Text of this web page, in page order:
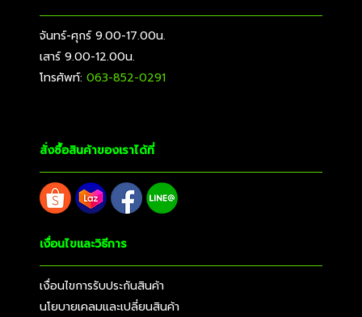
จันทร์-ศุกร์ 9.00-17.00น.
เสาร์ 9.00-12.00น.
โทรศัพท์: 063-852-0291
สั่งซื้อสินค้าของเราได้ที่
เงื่อนไขและวิธีการ
เงื่อนไขการรับประกันสินค้า
นโยบายเคลมและเปลี่ยนสินค้า